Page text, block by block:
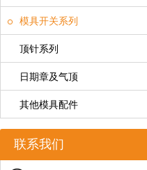
模具开关系列
顶针系列
日期章及气顶
其他模具配件
联系我们